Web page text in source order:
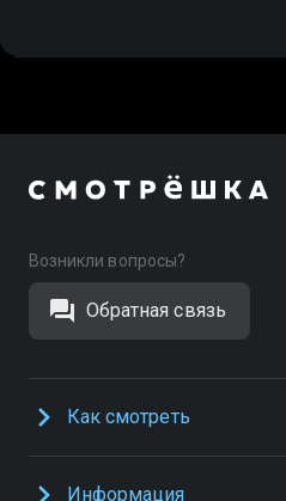
Возникли вопросы?
Обратная связь
Как смотреть
Информация